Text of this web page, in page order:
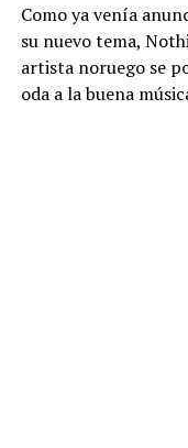
Como ya venía
su nuevo tema,
artista noruego se
oda a la buena